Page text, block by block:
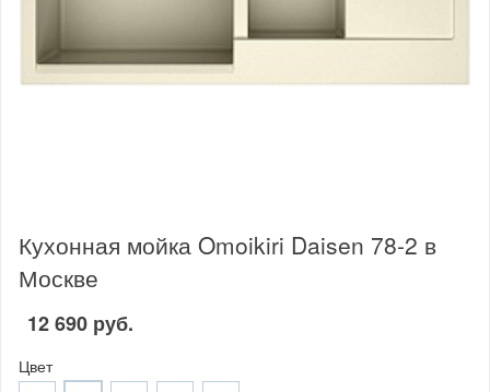
Кухонная мойка Omoikiri Daisen 78-2 в
Москве
12 690 руб.
Цвет